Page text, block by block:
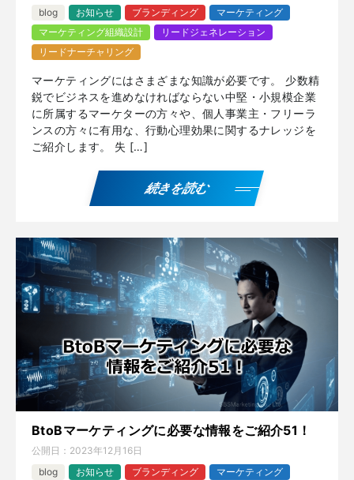
blog
お知らせ ブランディング
マーケティング
マーケティング組織設計
リードジェネレーション
リードナーチャリング
マーケティングにはさまざまな知識が必要です。 少数精
鋭でビジネスを進めなければならない中堅・小規模企業
に所属するマーケターの方々や、個人事業主・フリーラ
ンスの方々に有用な、行動心理効果に関するナレッジを
ご紹介します。 失 […]
続きを読む
BtoBマーケティングに必要な情報をご紹介51！
公開日： 2023年12月16日
blog
お知らせ ブランディング
マーケティング